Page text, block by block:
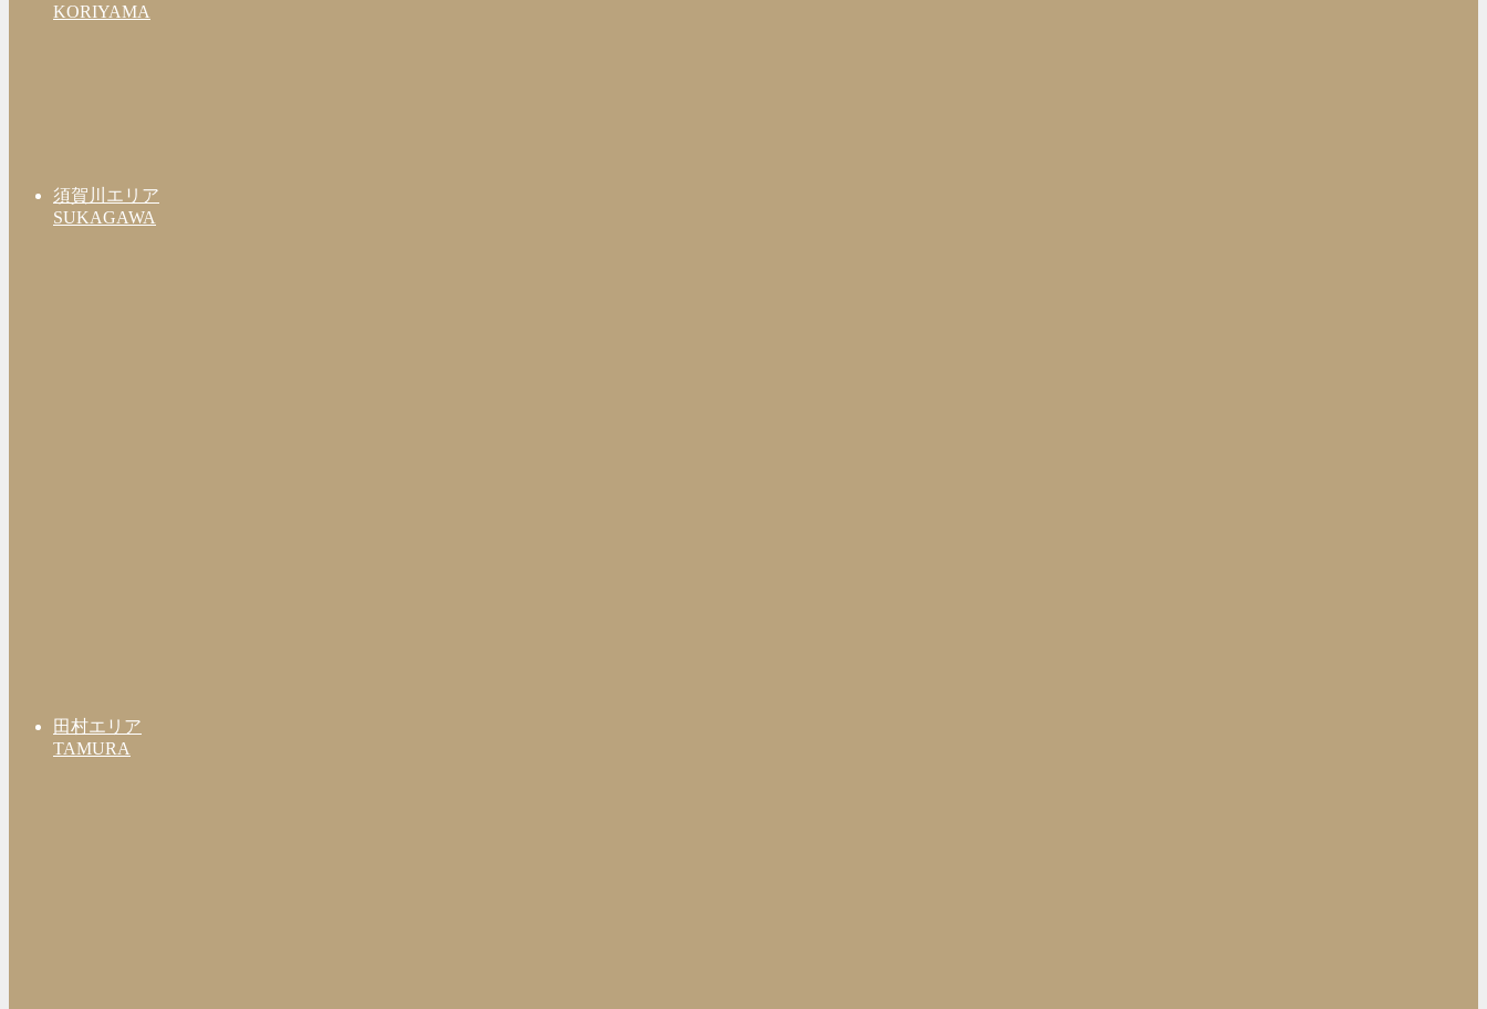
KORIYAMA
須賀川エリア
SUKAGAWA
田村エリア
TAMURA